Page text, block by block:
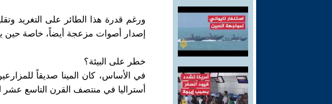
ورغم قدرة هذا الطائر على التغريد
إصدار أصوات مزعجة أيضاً، خاصة حين
خطر على البيئة؟
في الأساس، كان المينا صديقاً
أستراليا في منتصف القرن التاسع